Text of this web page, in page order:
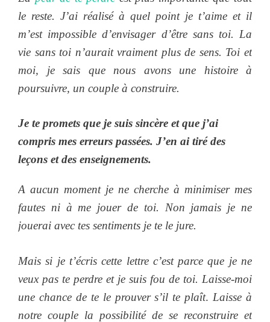
le reste. J’ai réalisé à quel point je t’aime et il
m’est impossible d’envisager d’être sans toi. La
vie sans toi n’aurait vraiment plus de sens. Toi et
moi, je sais que nous avons une histoire à
poursuivre, un couple à construire.
Je te promets que je suis sincère et que j’ai
compris mes erreurs passées. J’en ai tiré des
leçons et des enseignements.
A aucun moment je ne cherche à minimiser mes
fautes ni à me jouer de toi. Non jamais je ne
jouerai avec tes sentiments je te le jure.
Mais si je t’écris cette lettre c’est parce que je ne
veux pas te perdre et je suis fou de toi. Laisse-moi
une chance de te le prouver s’il te plaît. Laisse à
notre couple la possibilité de se reconstruire et